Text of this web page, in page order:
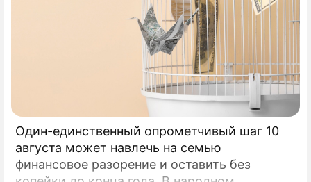
Один-единственный опрометчивый шаг 10
августа может навлечь на семью
финансовое разорение и оставить без